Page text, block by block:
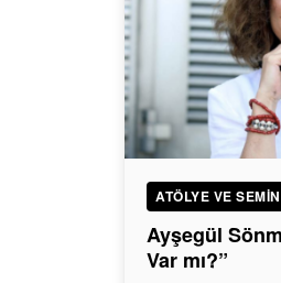
ATÖLYE VE
Ayşegül
Var mı?”